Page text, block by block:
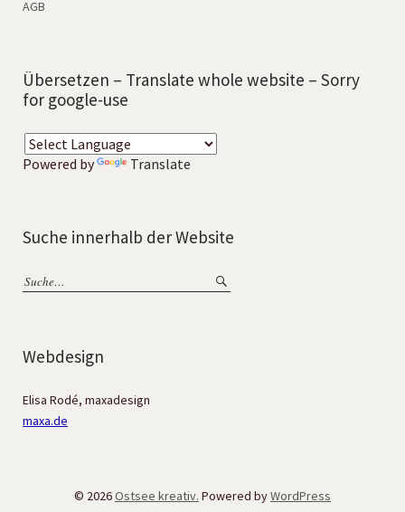
AGB
Übersetzen – Translate whole website – Sorry
for google-use
Powered by Translate
Suche innerhalb der Website
Webdesign
Elisa Rodé, maxadesign
maxa.de
© 2026Ostsee kreativ. Powered byWordPress